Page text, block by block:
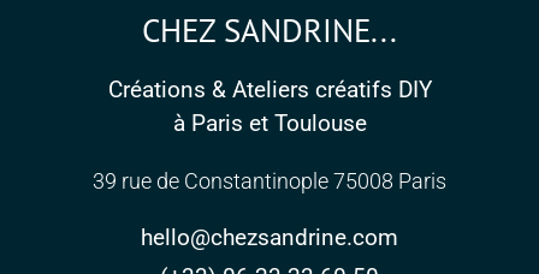
CHEZ SANDRINE...
Créations & Ateliers créatifs DIY
à Paris et Toulouse
39 rue de Constantinople 75008 Paris
hello@chezsandrine.com